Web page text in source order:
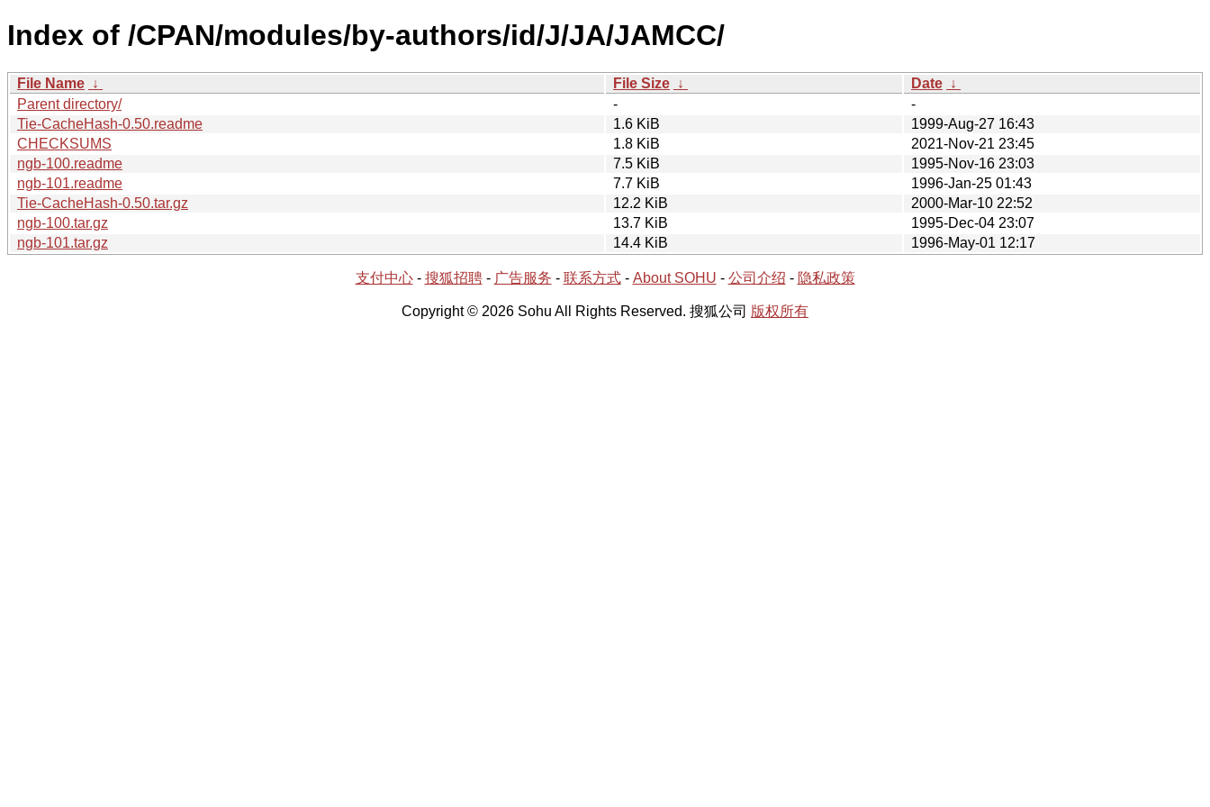
Index of /CPAN/modules/by-authors/id/J/JA/JAMCC/
File Name ↓ File Size ↓ Date ↓
Parent directory/
-
-
Tie-CacheHash-0.50.readme
1.6 KiB
1999-Aug-27 16:43
CHECKSUMS
1.8 KiB
2021-Nov-21 23:45
ngb-100.readme
7.5 KiB
1995-Nov-16 23:03
ngb-101.readme
7.7 KiB
1996-Jan-25 01:43
Tie-CacheHash-0.50.tar.gz
12.2 KiB
2000-Mar-10 22:52
ngb-100.tar.gz
13.7 KiB
1995-Dec-04 23:07
ngb-101.tar.gz
14.4 KiB 1996-May-01 12:17
支付中心- 搜狐招聘- 广告服务 - 联系方式- About SOHU - 公司介绍 - 隐私政策
Copyright © 2026 Sohu All Rights Reserved. 搜狐公司 版权所有